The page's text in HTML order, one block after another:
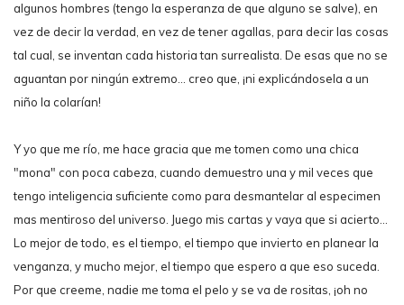
algunos hombres (tengo la esperanza de que alguno se salve), en
vez de decir la verdad, en vez de tener agallas, para decir las cosas
tal cual, se inventan cada historia tan surrealista. De esas que no se
aguantan por ningún extremo... creo que, ¡ni explicándosela a un
niño la colarían!
Y yo que me río, me hace gracia que me tomen como una chica
"mona" con poca cabeza, cuando demuestro una y mil veces que
tengo inteligencia suficiente como para desmantelar al especimen
mas mentiroso del universo. Juego mis cartas y vaya que si acierto...
Lo mejor de todo, es el tiempo, el tiempo que invierto en planear la
venganza, y mucho mejor, el tiempo que espero a que eso suceda.
Por que creeme, nadie me toma el pelo y se va de rositas, ¡oh no